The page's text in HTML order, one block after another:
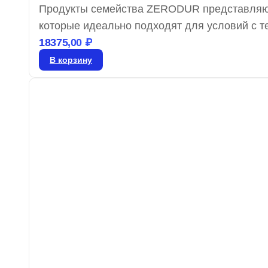
Продукты семейства ZERODUR
которые идеально подходят для условий с
характеризуются крайне низким
существенно ниже показателей
18375,00 ₽
В корзину